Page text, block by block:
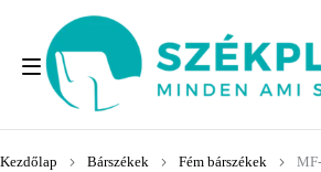
Kezdőlap Bárszékek Fém bárszékek